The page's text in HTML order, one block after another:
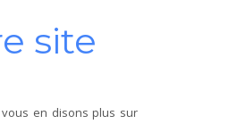
site
vous en disons plus sur